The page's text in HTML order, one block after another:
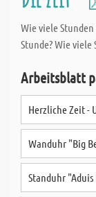
Wie viele
Stunde? Wie
Arbeitsblatt
Herzliche Zeit -
Wanduhr "Big
Standuhr "Aduis